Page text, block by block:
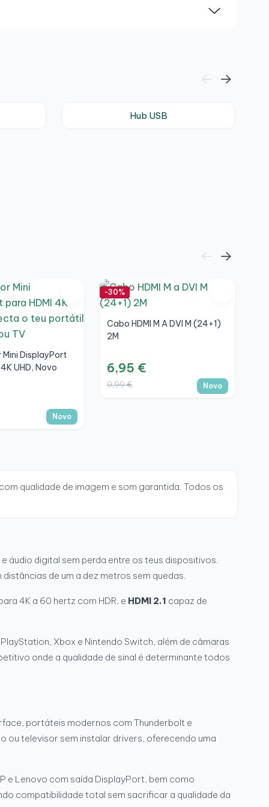
Hub USB
DisplayPort
UHD, Novo
Novo
-30%
Cabo HDMI M A DVI M (24+1)
2M
6,95 €
9,99 € Novo
qualidade de imagem e som garantida. Todos os
áudio digital sem perda entre os teus dispositivos.
de um a dez metros sem quedas.
4K a 60 hertz com HDR, e HDMI 2.1 capaz de
Xbox e Nintendo Switch, além de câmaras
onde a qualidade de sinal é determinante todos
portáteis modernos com Thunderbolt e
ou televisor sem instalar drivers, oferecendo uma
e Lenovo com saída DisplayPort, bem como
compatibilidade total sem sacrificar a qualidade da